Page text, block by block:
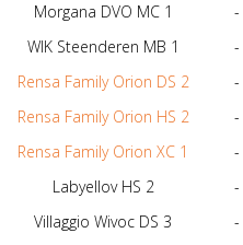
Morgana DVO MC 1
-
WIK Steenderen MB 1
-
Rensa Family Orion DS 2
-
Rensa Family Orion HS 2
-
Rensa Family Orion XC 1
-
Labyellov HS 2
-
Villaggio Wivoc DS 3
-